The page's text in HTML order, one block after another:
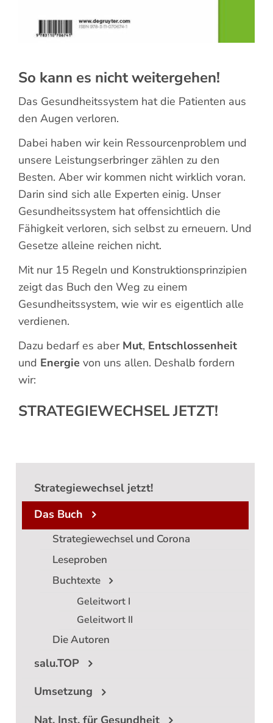
So kann es nicht weitergehen!
Das Gesundheitssystem hat die Patienten aus
den Augen verloren.
Dabei haben wir kein Ressourcenproblem und
unsere Leistungserbringer zählen zu den
Besten. Aber wir kommen nicht wirklich voran.
Darin sind sich alle Experten einig. Unser
Gesundheitssystem hat offensichtlich die
Fähigkeit verloren, sich selbst zu erneuern. Und
Gesetze alleine reichen nicht.
Mit nur 15 Regeln und Konstruktionsprinzipien
zeigt das Buch den Weg zu einem
Gesundheitssystem, wie wir es eigentlich alle
verdienen.
Dazu bedarf es aber Mut, Entschlossenheit
und Energievon uns allen. Deshalb fordern
wir:
STRATEGIEWECHSEL JETZT!
Strategiewechsel jetzt!
Das Buch
Strategiewechsel und Corona
Leseproben
Buchtexte
Geleitwort I
Geleitwort II
Die Autoren
salu.TOP
Umsetzung
Nat. Inst. für Gesundheit